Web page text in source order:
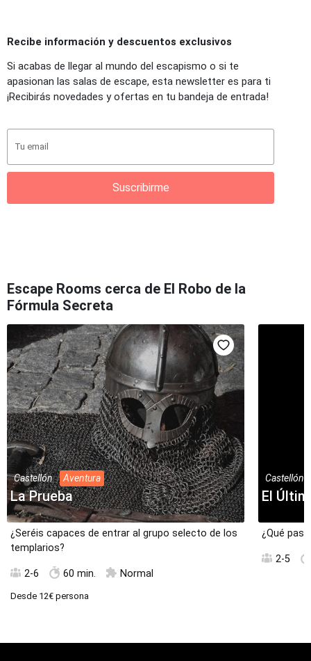
Recibe información y descuentos exclusivos
Si acabas de llegar al mundo del escapismo o si te
apasionan las salas de escape, esta newsletter es para ti
¡Recibirás novedades y ofertas en tu bandeja de entrada!
Suscribirme
Escape Rooms cerca de El Robo de la
Fórmula Secreta
Castellón Aventura
La Prueba
¿Seréis capaces de entrar al grupo selecto de los
templarios?
2-6 60 min. Normal
Desde 12€ persona
Castellón
El
¿Qué
2-5